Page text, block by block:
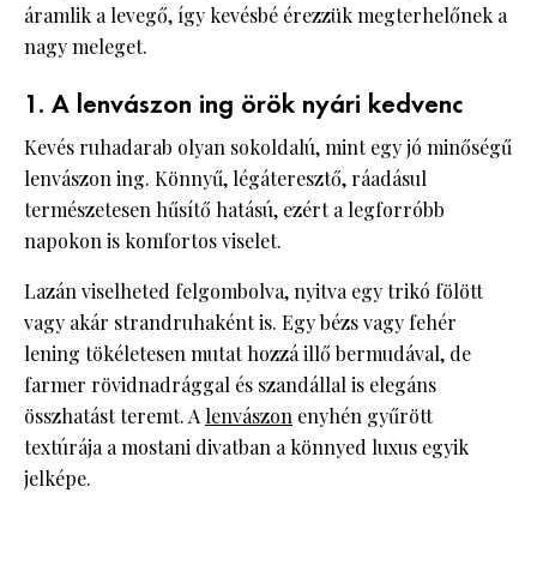
áramlik a levegő, így kevésbé érezzük megterhelőnek a
nagy meleget.
1. A lenvászon ing örök nyári kedvenc
Kevés ruhadarab olyan sokoldalú, mint egy jó minőségű
lenvászon ing. Könnyű, légáteresztő, ráadásul
természetesen hűsítő hatású, ezért a legforróbb
napokon is komfortos viselet.
Lazán viselheted felgombolva, nyitva egy trikó fölött
vagy akár strandruhaként is. Egy bézs vagy fehér
lening tökéletesen mutat hozzá illő bermudával, de
farmer rövidnadrággal és szandállal is elegáns
összhatást teremt. A lenvászon enyhén gyűrött
textúrája a mostani divatban a könnyed luxus egyik
jelképe.